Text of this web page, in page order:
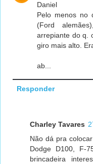
Daniel
Pelo menos no
(Ford
arrepiante do q.
giro mais alto.
ab...
Responder
Charley Tavares
Não dá pra
Dodge D100, F-
brincadeira